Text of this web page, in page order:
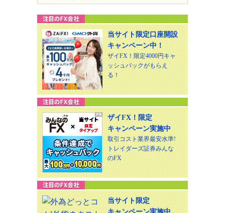
当サイト限定口座開設
キャンペーン中！
ザイFX！限定4000円キャ
ッシュバックがもらえ
る！
ザイFX！限定
キャンペーン実施中
取引コスト業界最安水準!
トレイダーズ証券みんな
のFX
当サイト限定